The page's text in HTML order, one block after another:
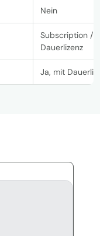
Nein
Subscription /
Dauerlizenz
Ja, mit